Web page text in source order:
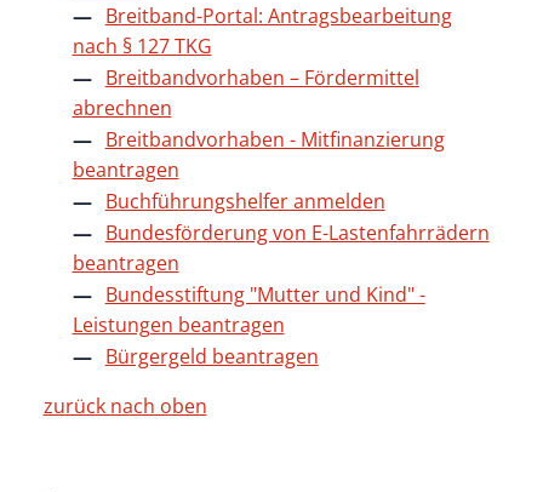
Breitband-Portal: Antragsbearbeitung
nach § 127 TKG
Breitbandvorhaben – Fördermittel
abrechnen
Breitbandvorhaben - Mitfinanzierung
beantragen
Buchführungshelfer anmelden
Bundesförderung von E-Lastenfahrrädern
beantragen
Bundesstiftung "Mutter und Kind" -
Leistungen beantragen
Bürgergeld beantragen
zurück nach oben